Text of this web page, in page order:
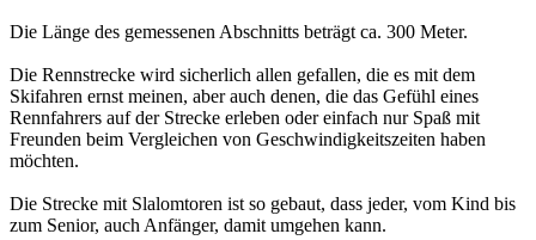
Die Länge des gemessenen Abschnitts beträgt ca. 300 Meter.
Die Rennstrecke wird sicherlich allen gefallen, die es mit dem
Skifahren ernst meinen, aber auch denen, die das Gefühl eines
Rennfahrers auf der Strecke erleben oder einfach nur Spaß mit
Freunden beim Vergleichen von Geschwindigkeitszeiten haben
möchten.
Die Strecke mit Slalomtoren ist so gebaut, dass jeder, vom Kind bis
zum Senior, auch Anfänger, damit umgehen kann.